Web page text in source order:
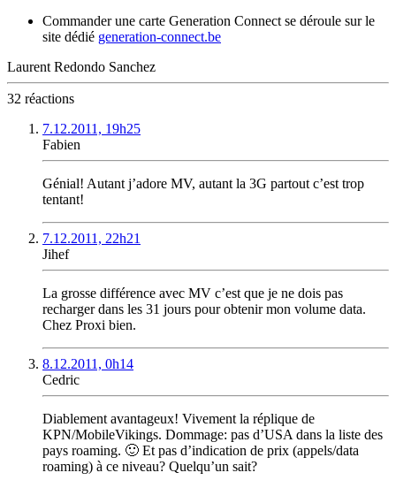
Commander une carte Generation Connect se déroule sur le
site dédié generation-connect.be
Laurent Redondo Sanchez
32 réactions
7.12.2011, 19h25
Fabien
Génial! Autant j’adore MV, autant la 3G partout c’est trop
tentant!
7.12.2011, 22h21
Jihef
La grosse différence avec MV c’est que je ne dois pas
recharger dans les 31 jours pour obtenir mon volume data.
Chez Proxi bien.
8.12.2011, 0h14
Cedric
Diablement avantageux! Vivement la réplique de
KPN/MobileVikings. Dommage: pas d’USA dans la liste des
pays roaming. 🙂 Et pas d’indication de prix (appels/data
roaming) à ce niveau? Quelqu’un sait?